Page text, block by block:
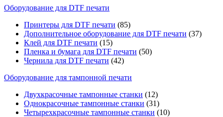
Оборудование для DTF печати
Принтеры для DTF печати (85)
Дополнительное оборудование для DTF печати (37)
Клей для DTF печати (15)
Пленка и бумага для DTF печати (50)
Чернила для DTF печати (42)
Оборудование для тампонной печати
Двухкрасочные тампонные станки (12)
Однокрасочные тампонные станки (31)
Четырехкрасочные тампонные станки (10)